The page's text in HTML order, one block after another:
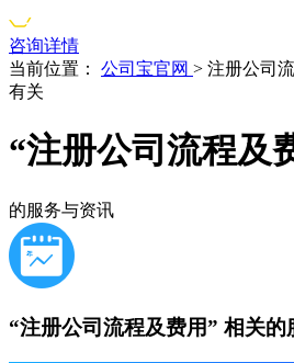
咨询详情
当前位置：
公司宝官网 > 注册公司
有关
“注册公司流程及
的服务与资讯
“注册公司流程及费用” 相关的